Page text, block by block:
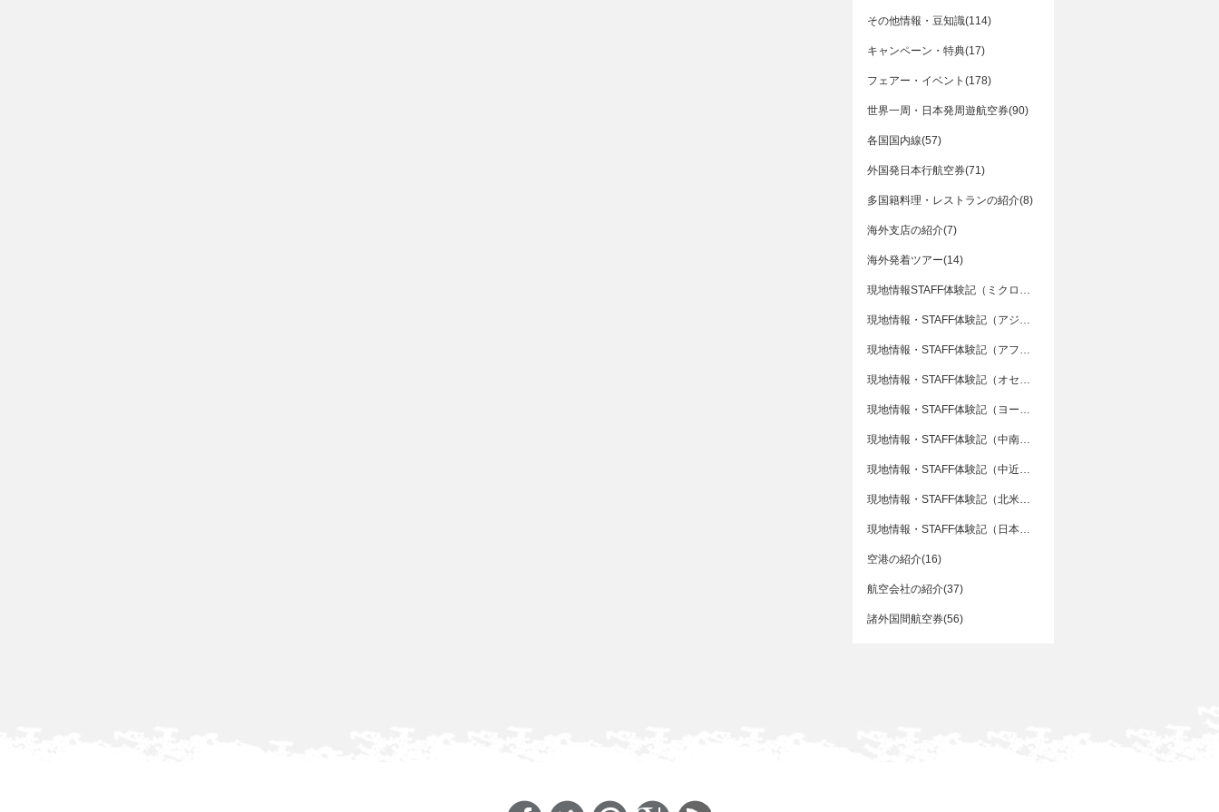
その他情報・豆知識(114)
キャンペーン・特典(17)
フェアー・イベント(178)
世界一周・日本発周遊航空券(90)
各国国内線(57)
外国発日本行航空券(71)
多国籍料理・レストランの紹介(8)
海外支店の紹介(7)
海外発着ツアー(14)
現地情報STAFF体験記（ミクロネシア）(4)
現地情報・STAFF体験記（アジア）(91)
現地情報・STAFF体験記（アフリカ）(15)
現地情報・STAFF体験記（オセアニア）(3)
現地情報・STAFF体験記（ヨーロッパ）(76)
現地情報・STAFF体験記（中南米）(22)
現地情報・STAFF体験記（中近東）(3)
現地情報・STAFF体験記（北米）(40)
現地情報・STAFF体験記（日本）(15)
空港の紹介(16)
航空会社の紹介(37)
諸外国間航空券(56)